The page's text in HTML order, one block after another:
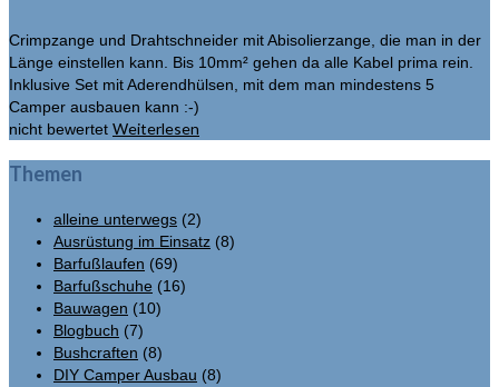
Crimpzange und Drahtschneider mit Abisolierzange, die man in der
Länge einstellen kann. Bis 10mm² gehen da alle Kabel prima rein.
Inklusive Set mit Aderendhülsen, mit dem man mindestens 5
Camper ausbauen kann :-)
nicht bewertet Weiterlesen
Themen
alleine unterwegs (2)
Ausrüstung im Einsatz (8)
Barfußlaufen (69)
Barfußschuhe (16)
Bauwagen (10)
Blogbuch (7)
Bushcraften (8)
DIY Camper Ausbau (8)